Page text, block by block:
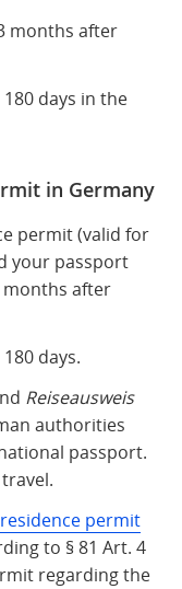
months after
days in the
in Germany
permit (valid for
your passport
after
days.
Reiseausweis
authorities
passport.
permit
to § 81 Art. 4
regarding the